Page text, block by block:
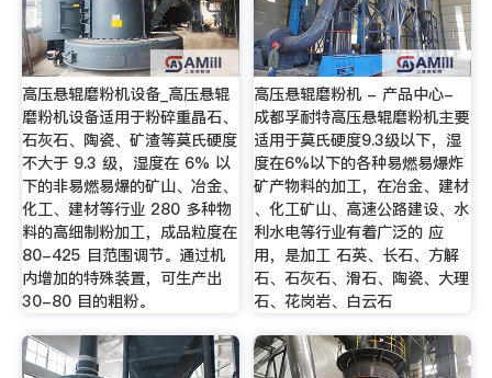
高压悬辊磨粉机设备_高压悬辊
磨粉机设备适用于粉碎重晶石、
石灰石、陶瓷、矿渣等莫氏硬度
不大于 9.3 级，湿度在 6% 以
下的非易燃易爆的矿山、冶金、
化工、建材等行业 280 多种物
料的高细制粉加工，成品粒度在
80-425 目范围调节。通过机
内增加的特殊装置，可生产出
30-80 目的粗粉。
高压悬辊磨粉机 - 产品中心-
成都孚耐特高压悬辊磨粉机主要
适用于莫氏硬度9.3级以下，湿
度在6%以下的各种易燃易爆炸
矿产物料的加工，在冶金、建材
、化工矿山、高速公路建设、水
利水电等行业有着广泛的 应
用，是加工 石英、长石、方解
石、石灰石、滑石、陶瓷、大理
石、花岗岩、白云石